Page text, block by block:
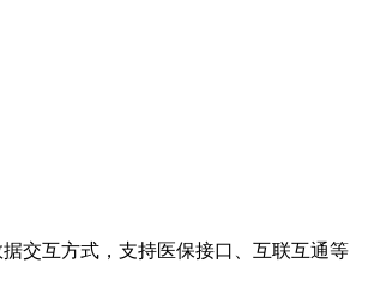
交互方式，支持医保接口、互联互通等